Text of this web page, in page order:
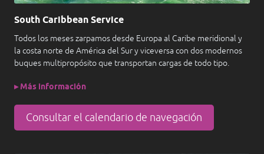
South Caribbean Service
Todos los meses zarpamos desde Europa al Caribe meridional y
la costa norte de América del Sur y viceversa con dos modernos
buques multipropósito que transportan cargas de todo tipo.
▸ Más información
Consultar el calendario de navegación